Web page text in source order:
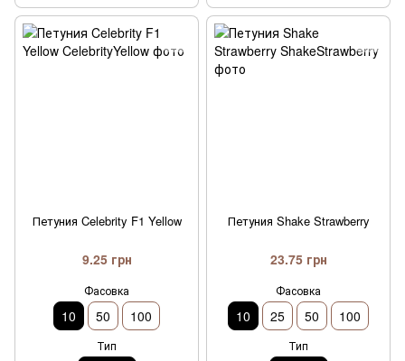
Петуния Celebrity F1 Yellow
9.25 грн
Фасовка
10 50 100
Тип
Петуния Shake Strawberry
23.75 грн
Фасовка
10 25 50 100
Тип